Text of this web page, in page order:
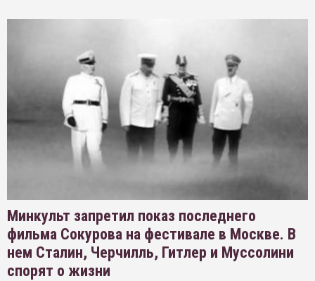
Минкульт запретил показ последнего
фильма Сокурова на фестивале в Москве. В
нем Сталин, Черчилль, Гитлер и Муссолини
спорят о жизни